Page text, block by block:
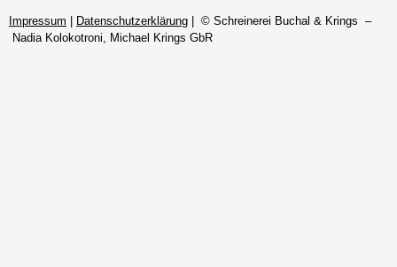
Impressum | Datenschutzerklärung | © Schreinerei Buchal & Krings –
Nadia Kolokotroni, Michael Krings GbR